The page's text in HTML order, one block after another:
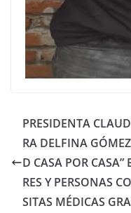
PRESIDENTA
RA DELFINA
D CASA POR
RES Y PERSONAS
SITAS MÉDICAS